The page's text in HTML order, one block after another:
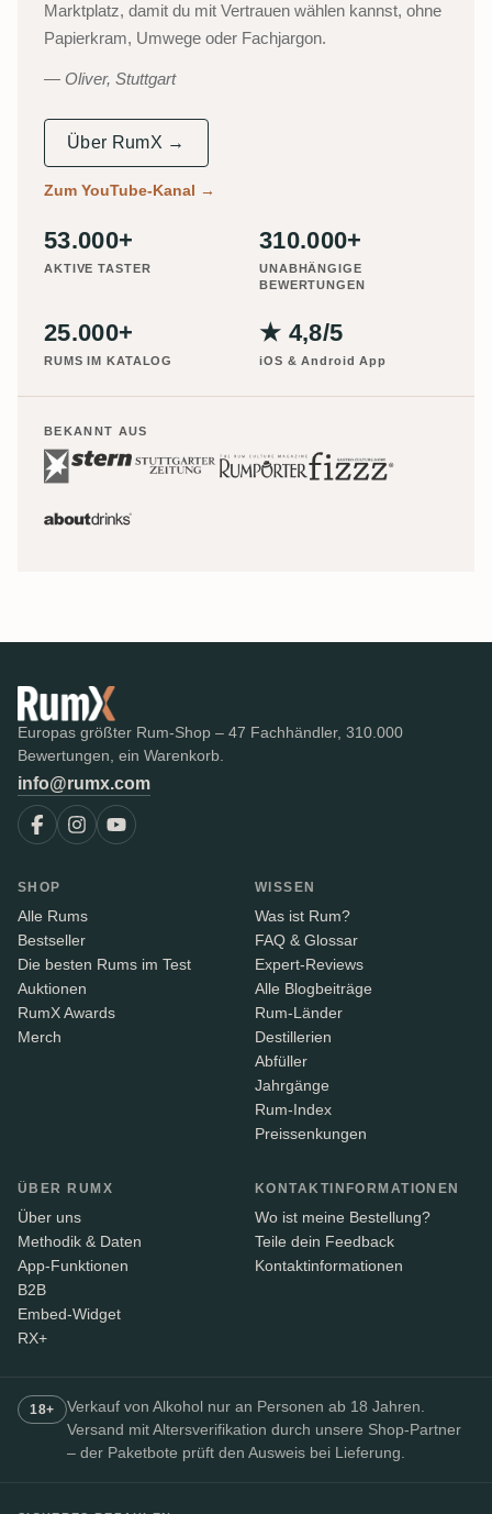
Marktplatz, damit du mit Vertrauen wählen kannst, ohne
Papierkram, Umwege oder Fachjargon.
Oliver, Stuttgart
Über RumX →
Zum YouTube-Kanal →
53.000+
AKTIVE TASTER
310.000+
UNABHÄNGIGE
BEWERTUNGEN
25.000+
RUMS IM KATALOG
★ 4,8/5
iOS & Android App
BEKANNT AUS
Europas größter Rum-Shop – 47 Fachhändler, 310.000
Bewertungen, ein Warenkorb.
info@rumx.com
SHOP
Alle Rums
Bestseller
Die besten Rums im Test
Auktionen
RumX Awards
Merch
WISSEN
Was ist Rum?
FAQ & Glossar
Expert-Reviews
Alle Blogbeiträge
Rum-Länder
Destillerien
Abfüller
Jahrgänge
Rum-Index
Preissenkungen
ÜBER RUMX
Über uns
Methodik & Daten
App-Funktionen
B2B
Embed-Widget
RX+
KONTAKTINFORMATIONEN
Wo ist meine Bestellung?
Teile dein Feedback
Kontaktinformationen
18+
Verkauf von Alkohol nur an Personen ab 18 Jahren.
Versand mit Altersverifikation durch unsere Shop-Partner
– der Paketbote prüft den Ausweis bei Lieferung.